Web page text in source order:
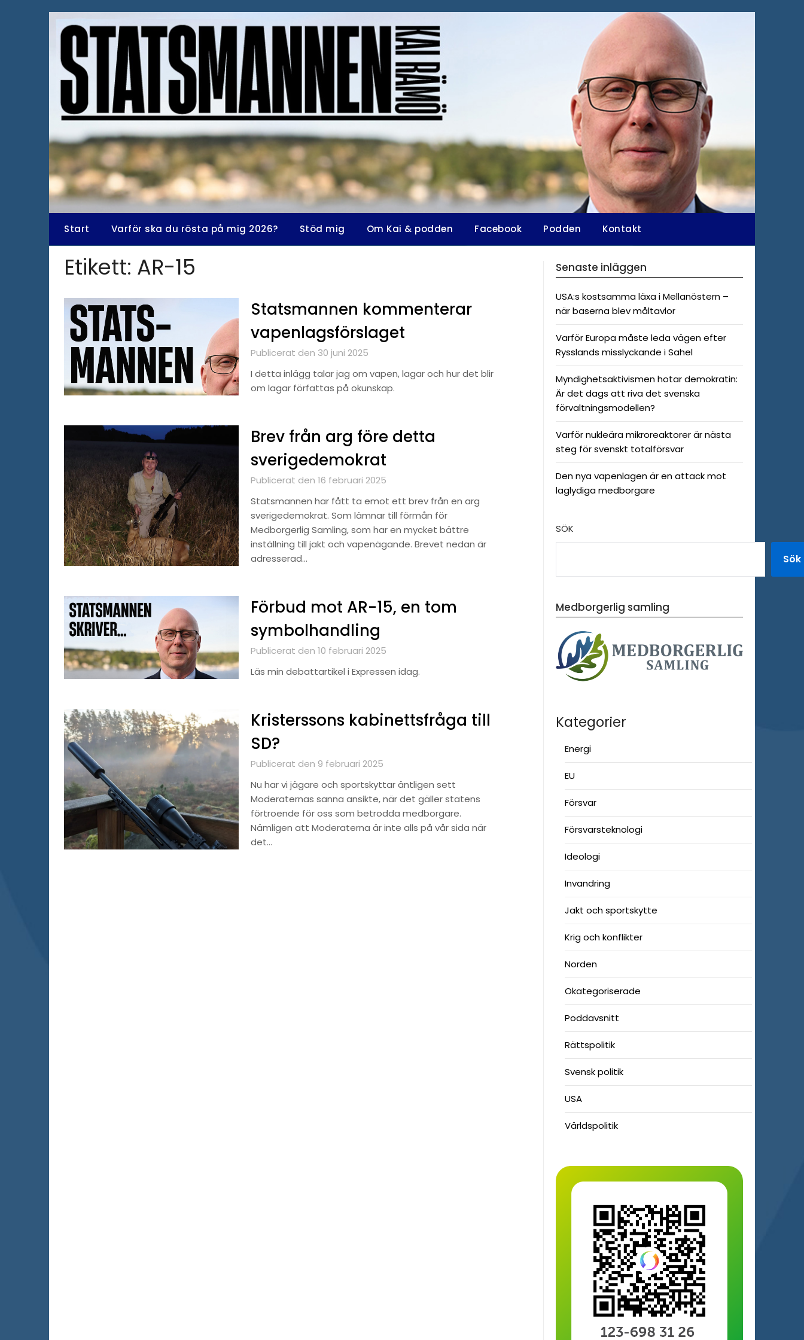
Start Varför ska du rösta på mig 2026? Stöd mig Om Kai & podden Facebook Podden Kontakt
Etikett: AR-15
Statsmannen kommenterar
vapenlagsförslaget
Publicerat den 30 juni 2025
I detta inlägg talar jag om vapen, lagar och hur det blir
om lagar författas på okunskap.
Brev från arg före detta
sverigedemokrat
Publicerat den 16 februari 2025
Statsmannen har fått ta emot ett brev från en arg
sverigedemokrat. Som lämnar till förmån för
Medborgerlig Samling, som har en mycket bättre
inställning till jakt och vapenägande. Brevet nedan är
adresserad…
Förbud mot AR-15, en tom
symbolhandling
Publicerat den 10 februari 2025
Läs min debattartikel i Expressen idag.
Kristerssons kabinettsfråga till
SD?
Publicerat den 9 februari 2025
Nu har vi jägare och sportskyttar äntligen sett
Moderaternas sanna ansikte, när det gäller statens
förtroende för oss som betrodda medborgare.
Nämligen att Moderaterna är inte alls på vår sida när
det…
Senaste inläggen
USA:s kostsamma läxa i Mellanöstern –
när baserna blev måltavlor
Varför Europa måste leda vägen efter
Rysslands misslyckande i Sahel
Myndighetsaktivismen hotar demokratin:
Är det dags att riva det svenska
förvaltningsmodellen?
Varför nukleära mikroreaktorer är nästa
steg för svenskt totalförsvar
Den nya vapenlagen är en attack mot
laglydiga medborgare
SÖK
Sök
Medborgerlig samling
Kategorier
Energi
EU
Försvar
Försvarsteknologi
Ideologi
Invandring
Jakt och sportskytte
Krig och konflikter
Norden
Okategoriserade
Poddavsnitt
Rättspolitik
Svensk politik
USA
Världspolitik